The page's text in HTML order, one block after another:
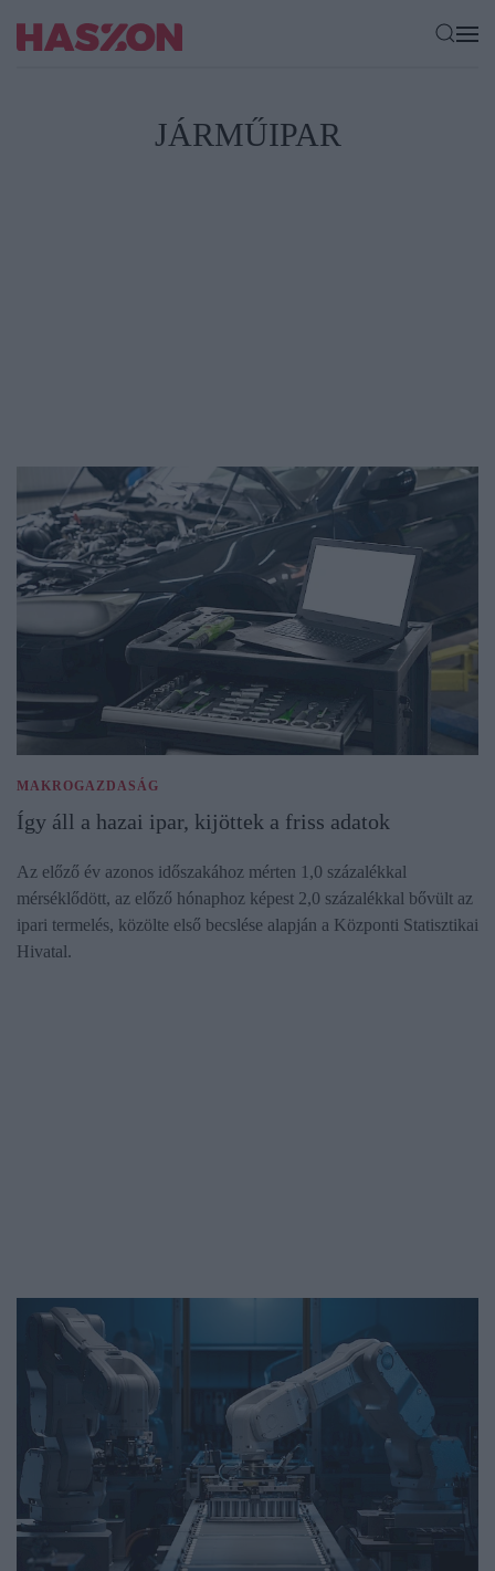
JÁRMŰIPAR
MAKROGAZDASÁG
Így áll a hazai ipar, kijöttek a friss adatok
Az előző év azonos időszakához mérten 1,0 százalékkal
mérséklődött, az előző hónaphoz képest 2,0 százalékkal bővült az
ipari termelés, közölte első becslése alapján a Központi Statisztikai
Hivatal.